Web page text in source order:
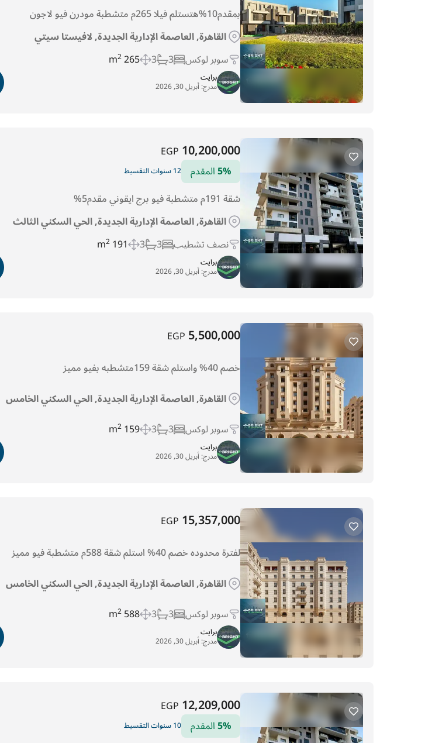
بمقدم10%هتستلم فيلا 265م متشطبة مودرن فيو لاجون
القاهرة, العاصمة الإدارية الجديدة, لافيستا سيتي
سوبر لوكس 3
3
265 m
2
برايت
مدرج:أبريل 30, 2026
10,200,000
EGP
5%المقدم 12 سنوات التقسيط
شقة 191م متشطبة فيو برج ايقوني مقدم5%
القاهرة, العاصمة الإدارية الجديدة, الحي السكني الثالث
نصف تشطيب 3
3
191 m
2
برايت
مدرج:أبريل 30, 2026
5,500,000
EGP
خصم 40% واستلم شقة 159متشطبه بفيو مميز
القاهرة, العاصمة الإدارية الجديدة, الحي السكني الخامس
سوبر لوكس 3
3
159 m
2
برايت
مدرج:أبريل 30, 2026
15,357,000
EGP
لفترة محدوده خصم 40% استلم شقة 588م متشطبة فيو مميز
القاهرة, العاصمة الإدارية الجديدة, الحي السكني الخامس
سوبر لوكس 3
3
588 m
2
برايت
مدرج:أبريل 30, 2026
12,209,000
EGP
5%المقدم 10 سنوات التقسيط